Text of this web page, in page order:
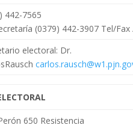
442-7565
(0379) 442-3907 Tel/
electoral: Dr.
Rausch
650 Resistencia